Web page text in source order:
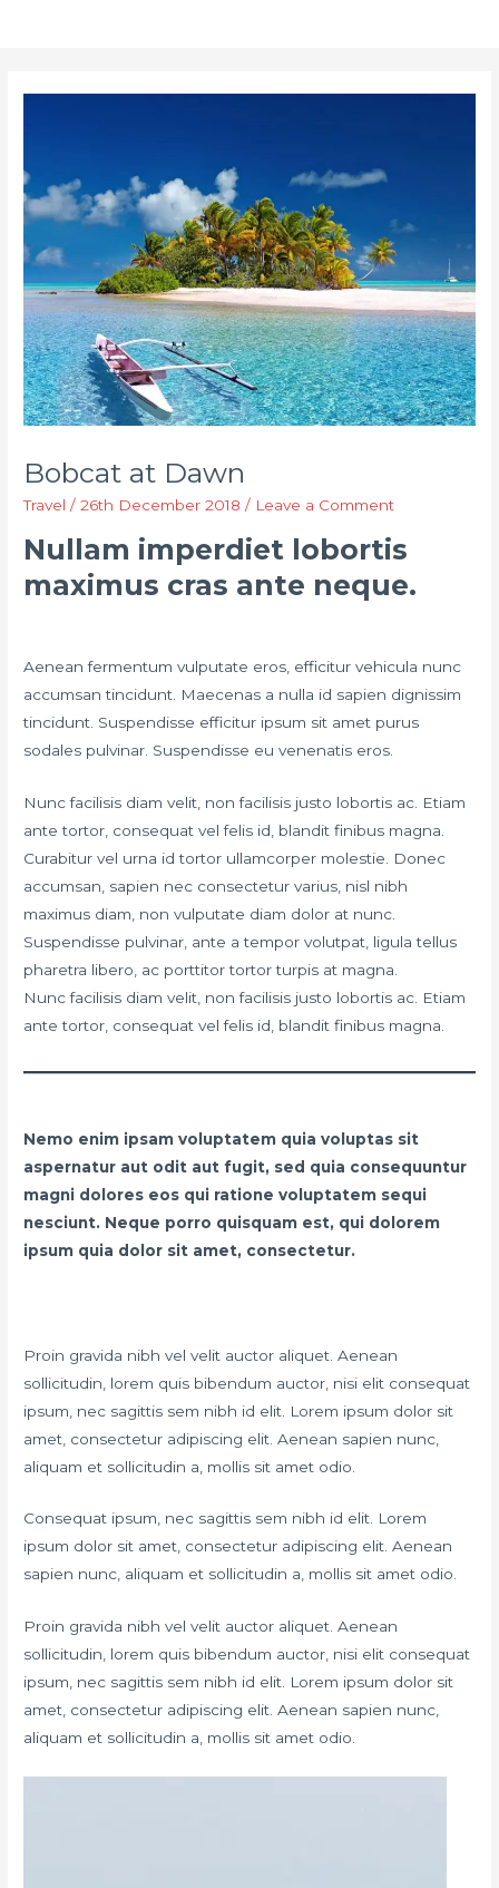
Bobcat at Dawn
Travel /26th December 2018 / Leave a Comment
Nullam imperdiet lobortis
maximus cras ante neque.
Aenean fermentum vulputate eros, efficitur vehicula nunc
accumsan tincidunt. Maecenas a nulla id sapien dignissim
tincidunt. Suspendisse efficitur ipsum sit amet purus
sodales pulvinar. Suspendisse eu venenatis eros.
Nunc facilisis diam velit, non facilisis justo lobortis ac. Etiam
ante tortor, consequat vel felis id, blandit finibus magna.
Curabitur vel urna id tortor ullamcorper molestie. Donec
accumsan, sapien nec consectetur varius, nisl nibh
maximus diam, non vulputate diam dolor at nunc.
Suspendisse pulvinar, ante a tempor volutpat, ligula tellus
pharetra libero, ac porttitor tortor turpis at magna.
Nunc facilisis diam velit, non facilisis justo lobortis ac. Etiam
ante tortor, consequat vel felis id, blandit finibus magna.
Nemo enim ipsam voluptatem quia voluptas sit
aspernatur aut odit aut fugit, sed quia consequuntur
magni dolores eos qui ratione voluptatem sequi
nesciunt. Neque porro quisquam est, qui dolorem
ipsum quia dolor sit amet, consectetur.
Proin gravida nibh vel velit auctor aliquet. Aenean
sollicitudin, lorem quis bibendum auctor, nisi elit consequat
ipsum, nec sagittis sem nibh id elit. Lorem ipsum dolor sit
amet, consectetur adipiscing elit. Aenean sapien nunc,
aliquam et sollicitudin a, mollis sit amet odio.
Consequat ipsum, nec sagittis sem nibh id elit. Lorem
ipsum dolor sit amet, consectetur adipiscing elit. Aenean
sapien nunc, aliquam et sollicitudin a, mollis sit amet odio.
Proin gravida nibh vel velit auctor aliquet. Aenean
sollicitudin, lorem quis bibendum auctor, nisi elit consequat
ipsum, nec sagittis sem nibh id elit. Lorem ipsum dolor sit
amet, consectetur adipiscing elit. Aenean sapien nunc,
aliquam et sollicitudin a, mollis sit amet odio.